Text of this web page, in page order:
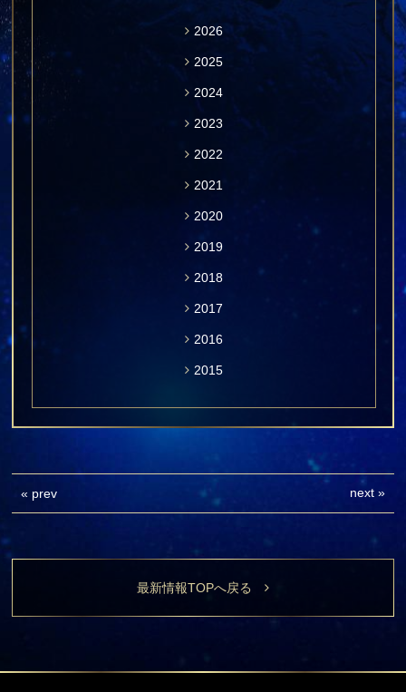
2026
2025
2024
2023
2022
2021
2020
2019
2018
2017
2016
2015
« prev next»
最新情報TOPへ戻る